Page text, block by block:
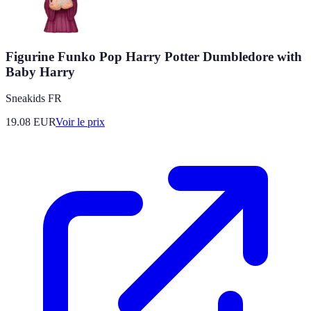
Figurine Funko Pop Harry Potter Dumbledore with
Baby Harry
Sneakids FR
19.08 EURVoir le prix